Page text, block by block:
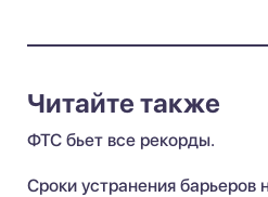
Читайте также
ФТС бьет все рекорды.
Сроки устранения